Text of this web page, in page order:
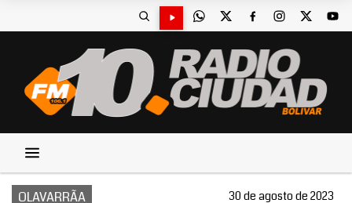
OLAVARRÃA 30 de agosto de 2023